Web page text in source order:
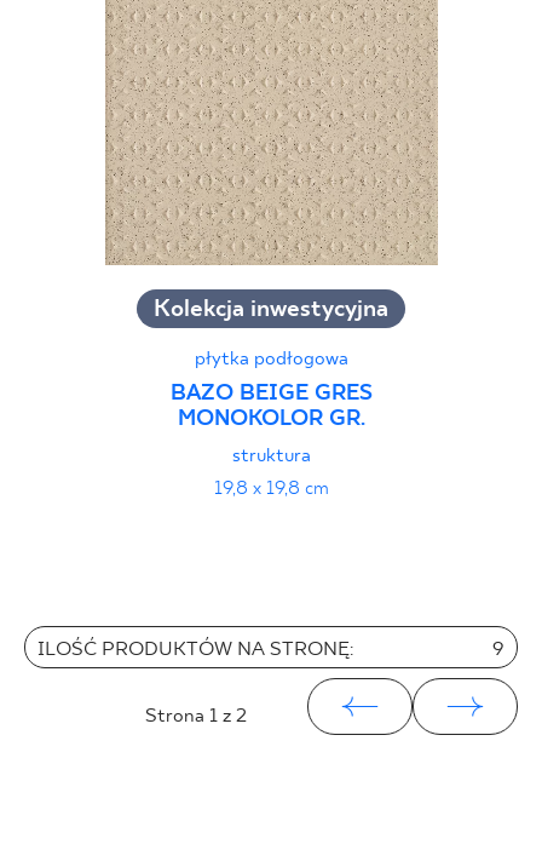
Kolekcja inwestycyjna
płytka podłogowa
BAZO BEIGE GRES
MONOKOLOR GR.
struktura
19,8 x 19,8 cm
ILOŚĆ PRODUKTÓW NA STRONĘ: 9
Strona 1 z 2